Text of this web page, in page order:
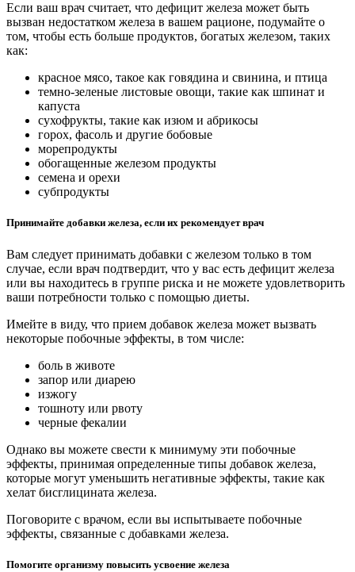
Если ваш врач считает, что дефицит железа может быть
вызван недостатком железа в вашем рационе, подумайте о
том, чтобы есть больше продуктов, богатых железом, таких
как:
красное мясо, такое как говядина и свинина, и птица
темно-зеленые листовые овощи, такие как шпинат и
капуста
сухофрукты, такие как изюм и абрикосы
горох, фасоль и другие бобовые
морепродукты
обогащенные железом продукты
семена и орехи
субпродукты
Принимайте добавки железа, если их рекомендует врач
Вам следует принимать добавки с железом только в том
случае, если врач подтвердит, что у вас есть дефицит железа
или вы находитесь в группе риска и не можете удовлетворить
ваши потребности только с помощью диеты.
Имейте в виду, что прием добавок железа может вызвать
некоторые побочные эффекты, в том числе:
боль в животе
запор или диарею
изжогу
тошноту или рвоту
черные фекалии
Однако вы можете свести к минимуму эти побочные
эффекты, принимая определенные типы добавок железа,
которые могут уменьшить негативные эффекты, такие как
хелат бисглицината железа.
Поговорите с врачом, если вы испытываете побочные
эффекты, связанные с добавками железа.
Помогите организму повысить усвоение железа